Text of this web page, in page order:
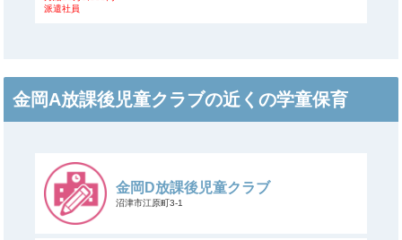
派遣社員
金岡A放課後児童クラブの近くの学童保育
金岡D放課後児童クラブ
沼津市江原町3-1